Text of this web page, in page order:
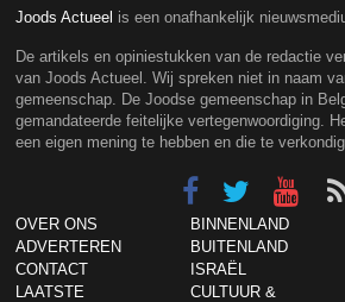
Joods Actueel is een onafhankelijk
De artikels en opiniestukken van de redactie
van Joods Actueel. Wij spreken niet in naam
gemeenschap. De Joodse gemeenschap in
gemandateerde feitelijke vertegenwoordiging.
een eigen mening te hebben en die te
OVER ONS
ADVERTEREN
CONTACT
LAATSTE
BINNENLAND
BUITENLAND
ISRAËL
CULTUUR &